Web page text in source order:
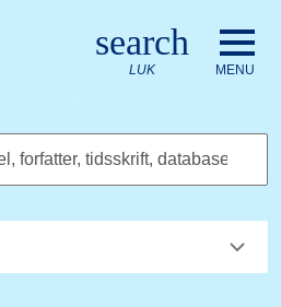
logo. Gå til Det Kongelige
search
LUK MENU
tidsskrift, database